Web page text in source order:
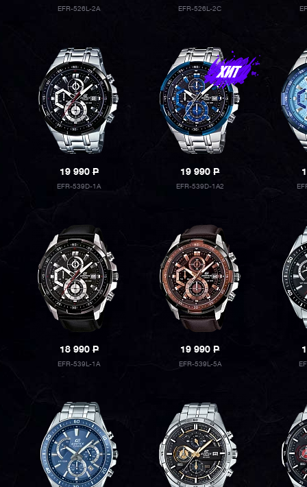
EFR-526L-2A EFR-526L-2C
19 990P
EFR-539D-1A
19 990P
EFR-539D-1A2
18 990P
EFR-539L-1A
19 990P
EFR-539L-5A